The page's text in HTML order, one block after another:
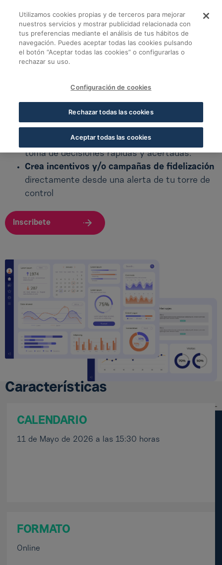
11 de mayo | Torre
Volver a todos los cursos
Torre de control: alertas de gestión
Alertas Estratégicas:Utiliza la funcionalidad
de alertas como un sistema proactivo para la
toma de decisiones rápidas y acertadas.
Crea incentivos y/o campañas de fidelización
directamente desde una alerta de tu torre de
control
Inscribete
Características
CALENDARIO
11 de Mayo de 2026 a las 15:30 horas
FORMATO
Online
Utilizamos cookies propias y de terceros para mejorar
nuestros servicios y mostrar publicidad relacionada con
tus preferencias mediante el análisis de tus hábitos de
navegación. Puedes aceptar todas las cookies pulsando
el botón “Aceptar todas las cookies” o configurarlas o
rechazar su uso.
Configuración de cookies
Rechazar todas las cookies
Aceptar todas las cookies